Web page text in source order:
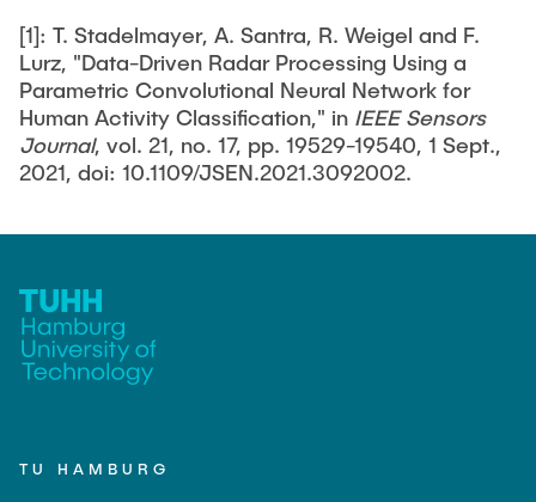
Jan Waldhelm
Marvin Wenzel
Julia Yip
Former Staff
[1]: T. Stadelmayer, A. Santra, R. Weigel and F.
Lurz, "Data-Driven Radar Processing Using a
Parametric Convolutional Neural Network for
Human Activity Classification," in IEEE Sensors
Journal, vol. 21, no. 17, pp. 19529-19540, 1 Sept.,
2021, doi: 10.1109/JSEN.2021.3092002.
TU HAMBURG